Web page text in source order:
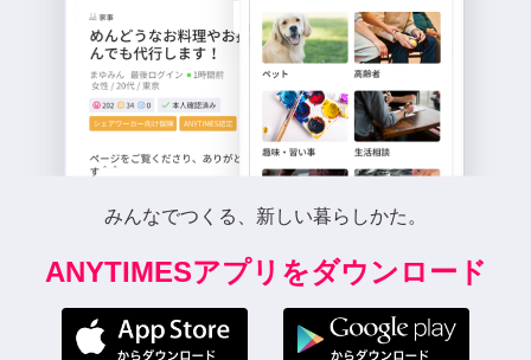
みんなでつくる、新しい暮らしかた。
ANYTIMESアプリをダウンロード